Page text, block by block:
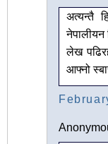
अत्यन्तै
लेख
आफ्नो